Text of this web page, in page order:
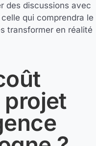
des discussions avec
qui comprendra le
transformer en réalité
projet